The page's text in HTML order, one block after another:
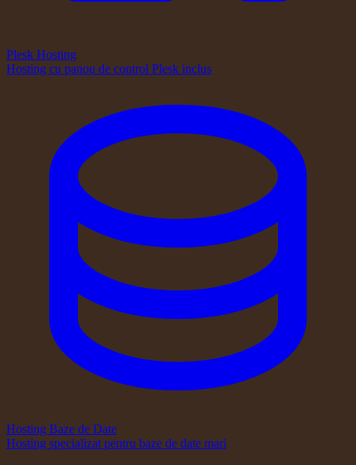
Plesk Hosting
Hosting cu panou de control Plesk inclus
Hosting Baze de Date
Hosting specializat pentru baze de date mari